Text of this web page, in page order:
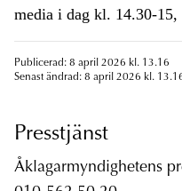
media i dag kl. 14.30-15,
Publicerad: 8 april 2026 kl. 13.16
Senast ändrad: 8 april 2026 kl.
Presstjänst
Åklagarmyndighetens